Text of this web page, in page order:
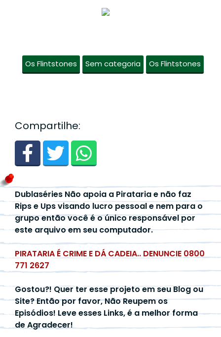
Os Flintstones Sem categoria Os Flintstones
Compartilhe:
Dublaséries Não apoia a Pirataria e não faz
Rips e Ups visando lucro pessoal e nem para o
grupo então você é o único responsável por
este arquivo em seu computador.
PIRATARIA É CRIME E DÁ CADEIA.. DENUNCIE 0800
771 2627
Gostou?! Quer ter esse projeto em seu Blog ou
Site? Então por favor, Não Reupem os
Episódios! Leve esses Links, é a melhor forma
de Agradecer!